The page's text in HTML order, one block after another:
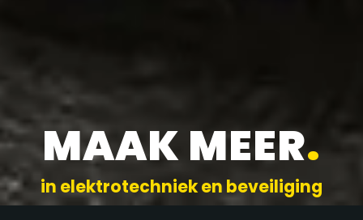
MAAK MEER.
in elektrotechniek en beveiliging